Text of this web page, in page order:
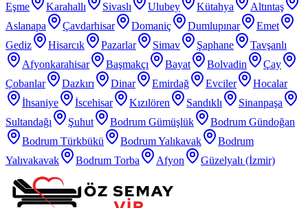
Eşme
Karahallı Sivaslı Ulubey Kütahya
Altıntaş
Aslanapa
Çavdarhisar Domaniç Dumlupınar
Emet
Gediz
Hisarcık Pazarlar Simav Şaphane
Tavşanlı
Afyonkarahisar
Başmakçı Bayat Bolvadin
Çay
Çobanlar
Dazkırı Dinar Emirdağ Evciler
Hocalar
İhsaniye
İscehisar Kızılören Sandıklı
Sinanpaşa
Sultandağı
Şuhut Bodrum Gümüşlük
Bodrum Gündoğan
Bodrum Türkbükü
Bodrum Yalıkavak
Bodrum
Yalıvakavak
Bodrum Torba Afyon Güzelyalı (İzmir)